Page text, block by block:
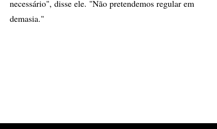
necessário", disse ele. "Não pretendemos regular em
demasia."